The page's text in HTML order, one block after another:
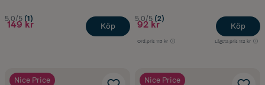
5.0/5 (1)
149 kr Köp
5.0/5 (2)
92 kr
Ord.pris 113 kr Lägsta pris 112 kr
Köp
Nice Price Nice Price